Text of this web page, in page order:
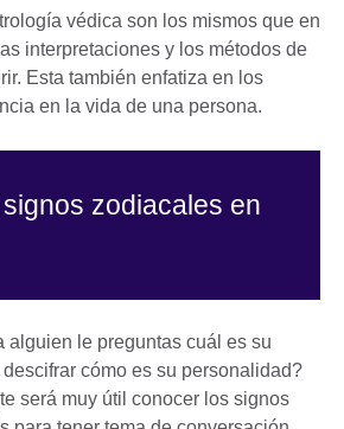
védica son los mismos que en
interpretaciones y los métodos de
Esta también enfatiza en los
en la vida de una persona.
zodiacales en
alguien le preguntas cuál es su
cómo es su personalidad?
será muy útil conocer los signos